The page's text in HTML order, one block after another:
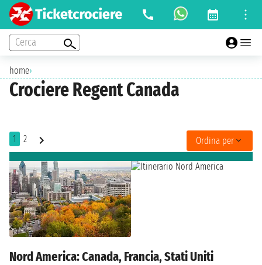
Cerca
home›
Crociere Regent Canada
1 2 Ordina per
Nord America: Canada, Francia, Stati Uniti